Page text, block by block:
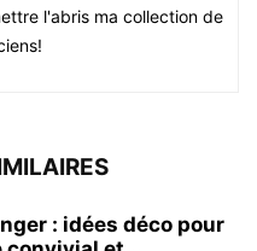
l'abris ma collection de
: idées déco pour